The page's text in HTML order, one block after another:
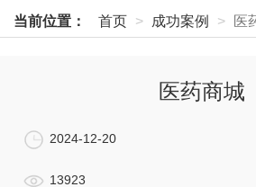
当前位置： 首页 成功案例 医
医药商城
2024-12-20
13923